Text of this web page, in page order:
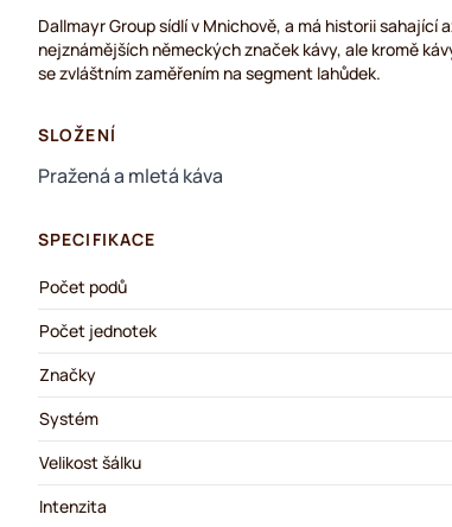
Dallmayr Group sídlí v Mnichově, a má historii sahající
nejznámějších německých značek kávy, ale kromě
se zvláštním zaměřením na segment lahůdek.
SLOŽENÍ
Pražená a mletá káva
SPECIFIKACE
Počet podů
Počet jednotek
Značky
Systém
Velikost šálku
Intenzita